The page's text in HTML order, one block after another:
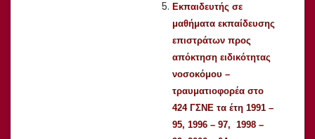
Εκπαιδευτής σε
μαθήματα εκπαίδευσης
επιστράτων προς
απόκτηση ειδικότητας
νοσοκόμου –
τραυματιοφορέα στο
424 ΓΣΝΕ τα έτη 1991 –
95, 1996 – 97, 1998 –